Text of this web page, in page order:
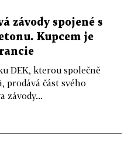
závody spojené s
Kupcem je
DEK, kterou společně
prodává část svého
závody...